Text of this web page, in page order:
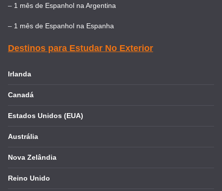
– 1 mês de Espanhol na Argentina
– 1 mês de Espanhol na Espanha
Destinos para Estudar No Exterior
Irlanda
Canadá
Estados Unidos (EUA)
Austrália
Nova Zelândia
Reino Unido